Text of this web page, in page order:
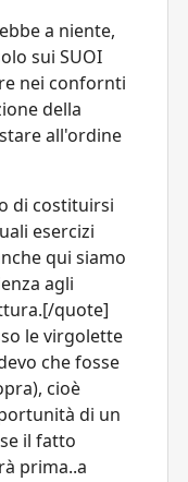
a niente,
sui SUOI
nei confornti
della
all'ordine
di costituirsi
esercizi
qui siamo
agli
quote]
le virgolette
che fosse
cioè
di un
il fatto
prima..a